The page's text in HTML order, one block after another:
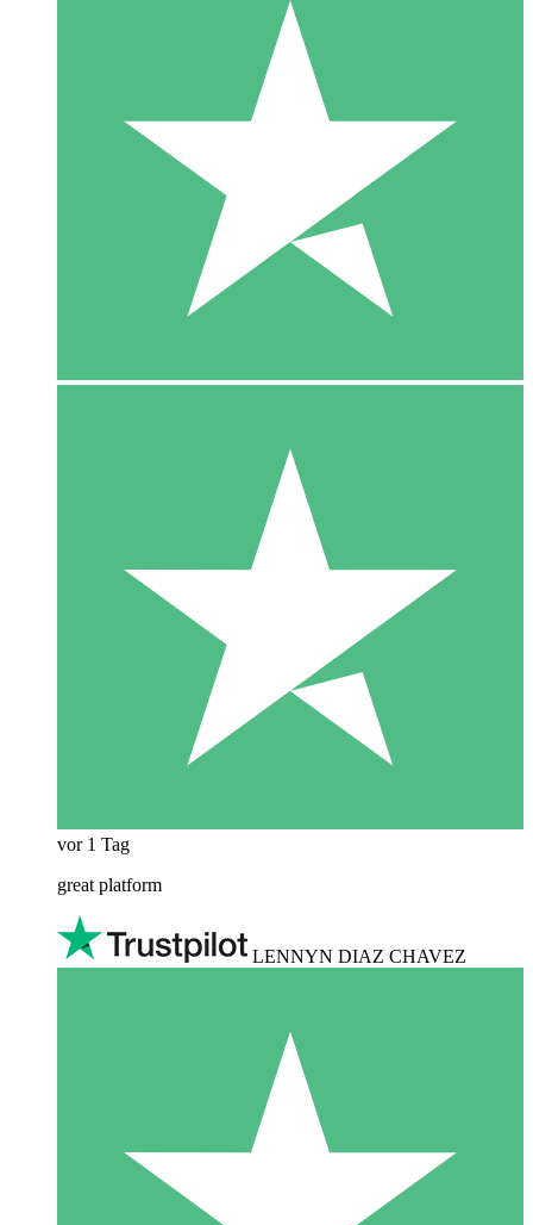
vor 1 Tag
great platform
LENNYN DIAZ CHAVEZ